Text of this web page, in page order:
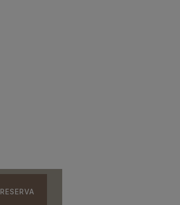
RESERVA